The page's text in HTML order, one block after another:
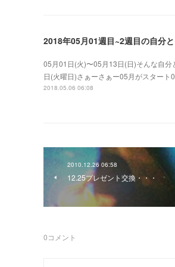
2018年05月01週目~2週目の自分
05月01日(火)〜05月13日(日)そんな自分
日(火曜日)さぁーさぁー05月がスター
2018.05.06 06:08
2010.12.26 06:58
12.25プレゼント交換・・・
0コメント